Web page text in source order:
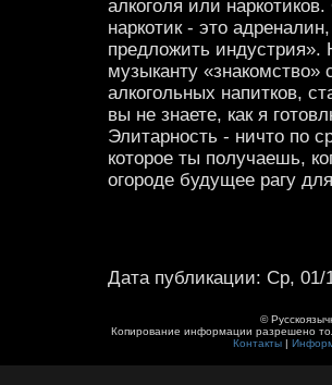
алкоголя или
наркотик - это
предложить индустрия».
музыканту
алкогольных напитков,
вы не знаете, как я
Элитарность - ничто по
которое ты получаешь,
огороде будущее рагу
Дата публикации: Ср, 01/
©
Копирование информации разрешено
Контакты|